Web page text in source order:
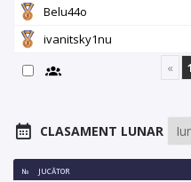
Belu44o
ivanitsky1nu
«
1
CLASAMENT LUNAR
№ JUCĂTOR